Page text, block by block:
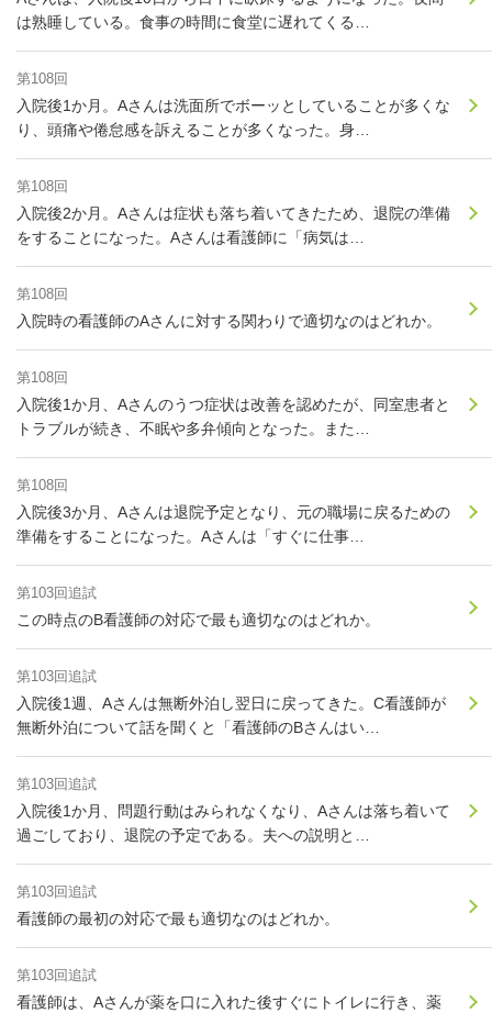
は熟睡している。食事の時間に食堂に遅れてくる…
第108回
入院後1か月。Aさんは洗面所でボーッとしていることが多くな
り、頭痛や倦怠感を訴えることが多くなった。身…
第108回
入院後2か月。Aさんは症状も落ち着いてきたため、退院の準備
をすることになった。Aさんは看護師に「病気は…
第108回
入院時の看護師のAさんに対する関わりで適切なのはどれか。
第108回
入院後1か月、Aさんのうつ症状は改善を認めたが、同室患者と
トラブルが続き、不眠や多弁傾向となった。また…
第108回
入院後3か月、Aさんは退院予定となり、元の職場に戻るための
準備をすることになった。Aさんは「すぐに仕事…
第103回追試
この時点のB看護師の対応で最も適切なのはどれか。
第103回追試
入院後1週、Aさんは無断外泊し翌日に戻ってきた。C看護師が
無断外泊について話を聞くと「看護師のBさんはい…
第103回追試
入院後1か月、問題行動はみられなくなり、Aさんは落ち着いて
過ごしており、退院の予定である。夫への説明と…
第103回追試
看護師の最初の対応で最も適切なのはどれか。
第103回追試
看護師は、Aさんが薬を口に入れた後すぐにトイレに行き、薬